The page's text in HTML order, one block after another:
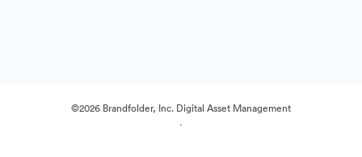
©2026 Brandfolder, Inc. Digital Asset Management
·